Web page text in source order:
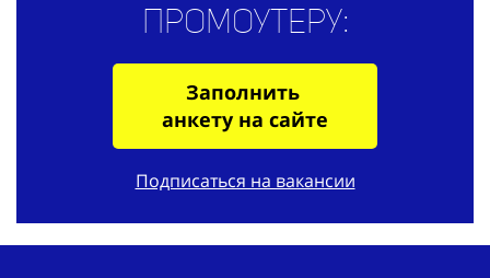
Промоутеру:
Заполнить
анкету на сайте
Подписаться на вакансии